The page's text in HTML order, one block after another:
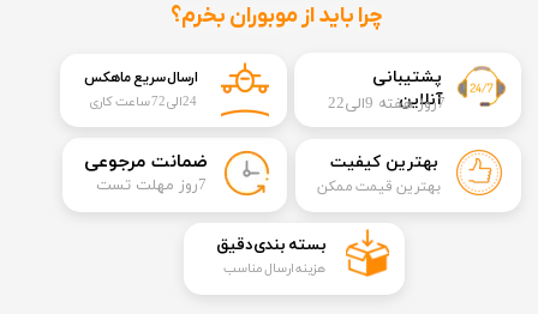
​​پشتیبانی
آنلاین7روز هفته 9الی22
چرا باید از موبوران بخرم؟
​ضمانت مرجوعی
​7روز مهلت تست
بهترین کیفیت
بهترین قیمت ممکن
ارسال سریع ماهکس
24الی72 ساعت کاری
​بسته بندی دقیق​​​​​​​
هزینه ارسال مناسب